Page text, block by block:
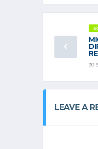
30
LEAVE A